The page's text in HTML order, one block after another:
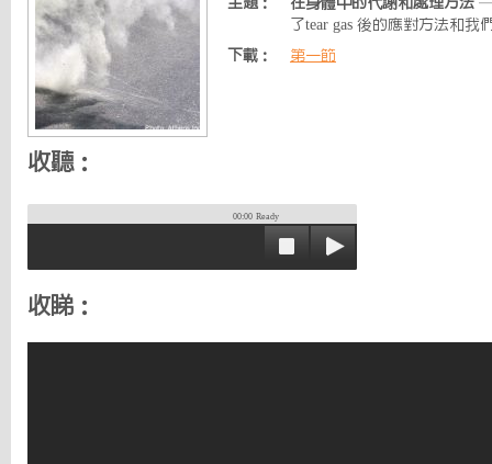
主題：
在身體中的代謝和處理方法 —
了tear gas 後的應對方法和我
下載：
第一節
收聽：
00:00 Ready
收睇：